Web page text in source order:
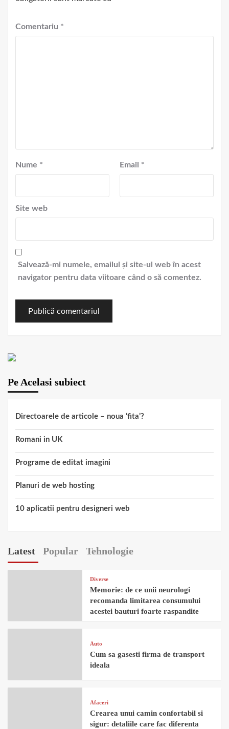
Comentariu *
Nume * Email *
Site web
Salvează-mi numele, emailul și site-ul web în acest
navigator pentru data viitoare când o să comentez.
Pe Acelasi subiect
Directoarele de articole – noua ‘fita’?
Romani in UK
Programe de editat imagini
Planuri de web hosting
10 aplicatii pentru designeri web
Latest Popular Tehnologie
Diverse
Memorie: de ce unii neurologi
recomanda limitarea consumului
acestei bauturi foarte raspandite
Auto
Cum sa gasesti firma de transport
ideala
Afaceri
Crearea unui camin confortabil si
sigur: detaliile care fac diferenta